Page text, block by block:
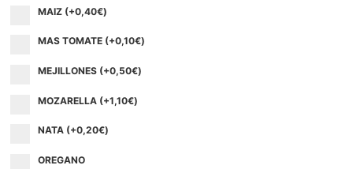
MAIZ (+0,40€)
MAS TOMATE (+0,10€)
MEJILLONES (+0,50€)
MOZARELLA (+1,10€)
NATA (+0,20€)
OREGANO